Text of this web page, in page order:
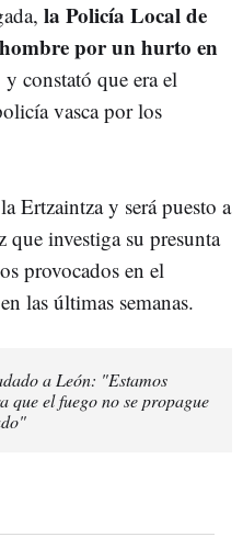
la Policía Local de
por un hurto en
y constató que era el
vasca por los
Ertzaintza y será puesto a
que investiga su presunta
provocados en el
las últimas semanas.
a León: "Estamos
que el fuego no se propague